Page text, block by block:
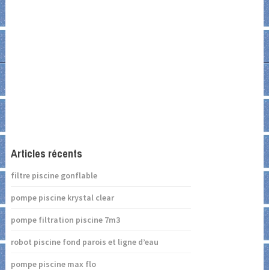
Articles récents
filtre piscine gonflable
pompe piscine krystal clear
pompe filtration piscine 7m3
robot piscine fond parois et ligne d’eau
pompe piscine max flo